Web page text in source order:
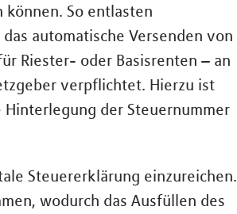
So entlasten
automatische Versenden von
Riester- oder Basisrenten – an
verpflichtet. Hierzu ist
der Steuernummer
Steuererklärung einzureichen.
wodurch das Ausfüllen des